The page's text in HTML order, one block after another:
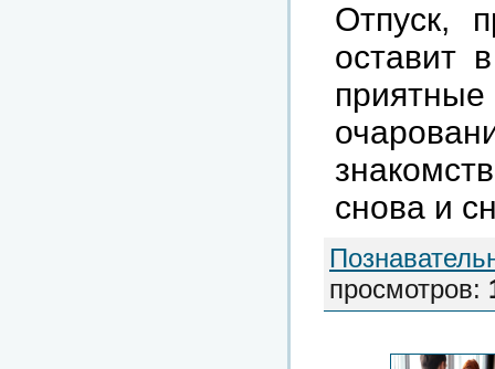
Отпуск,
оставит в
приятные
снова и
просмотров: